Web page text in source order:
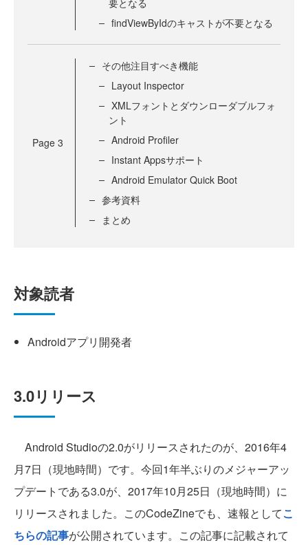
要となる
findViewByIdのキャストが不要となる
Page 3
その他注目すべき機能
Layout Inspector
XMLフォントとダウンローダブルフォ
ント
Android Profiler
Instant Appsサポート
Android Emulator Quick Boot
参考資料
まとめ
対象読者
Androidアプリ開発者
3.0リリース
Android Studioの2.0がリリースされたのが、2016年4
月7日（現地時間）です。今回1年半ぶりのメジャーアッ
プデートである3.0が、2017年10月25日（現地時間）に
リリースされました。このCodeZineでも、速報としてこ
ちらの記事が公開されています。この記事に記載されて